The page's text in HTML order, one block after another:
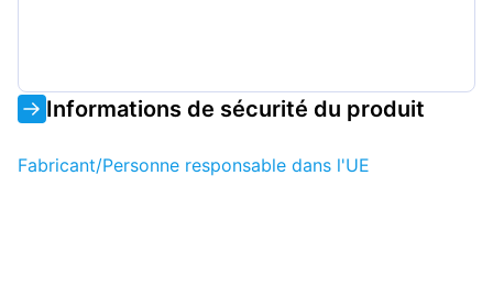
Informations de sécurité du produit
Fabricant/Personne responsable dans l'UE